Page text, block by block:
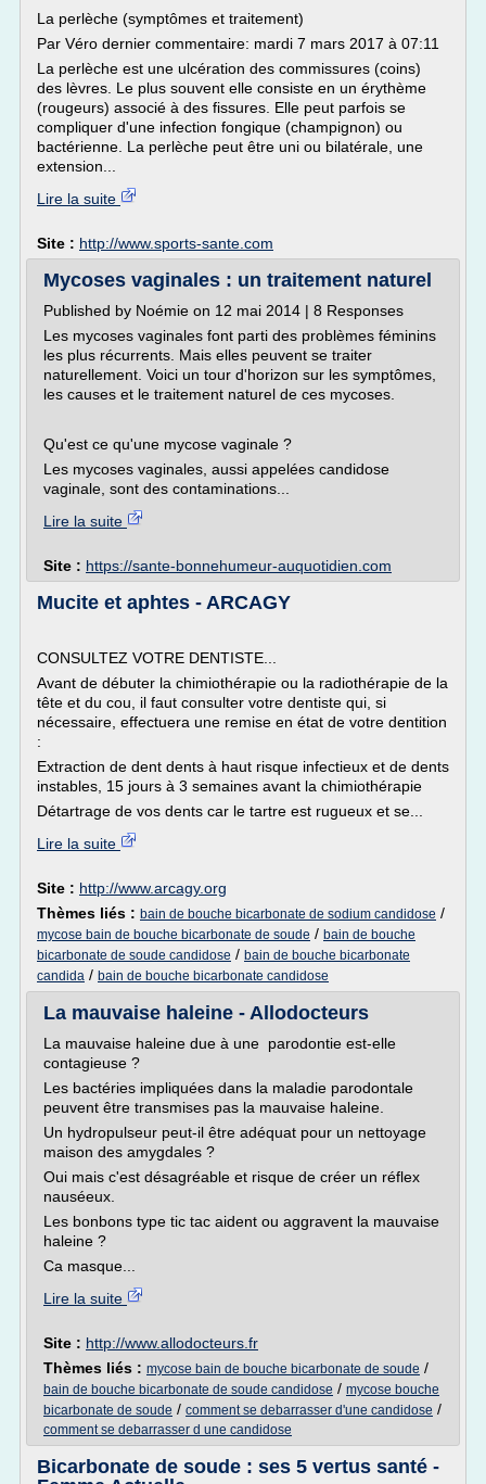
La perlèche (symptômes et traitement)
Par Véro dernier commentaire: mardi 7 mars 2017 à 07:11
La perlèche est une ulcération des commissures (coins)
des lèvres. Le plus souvent elle consiste en un érythème
(rougeurs) associé à des fissures. Elle peut parfois se
compliquer d'une infection fongique (champignon) ou
bactérienne. La perlèche peut être uni ou bilatérale, une
extension...
Lire la suite
Site : http://www.sports-sante.com
Mycoses vaginales : un traitement naturel
Published by Noémie on 12 mai 2014 | 8 Responses
Les mycoses vaginales font parti des problèmes féminins
les plus récurrents. Mais elles peuvent se traiter
naturellement. Voici un tour d'horizon sur les symptômes,
les causes et le traitement naturel de ces mycoses.
Qu'est ce qu'une mycose vaginale ?
Les mycoses vaginales, aussi appelées candidose
vaginale, sont des contaminations...
Lire la suite
Site : https://sante-bonnehumeur-auquotidien.com
Mucite et aphtes - ARCAGY
CONSULTEZ VOTRE DENTISTE...
Avant de débuter la chimiothérapie ou la radiothérapie de la
tête et du cou, il faut consulter votre dentiste qui, si
nécessaire, effectuera une remise en état de votre dentition
:
Extraction de dent dents à haut risque infectieux et de dents
instables, 15 jours à 3 semaines avant la chimiothérapie
Détartrage de vos dents car le tartre est rugueux et se...
Lire la suite
Site : http://www.arcagy.org
Thèmes liés : bain de bouche bicarbonate de sodium candidose /
mycose bain de bouche bicarbonate de soude / bain de bouche
bicarbonate de soude candidose / bain de bouche bicarbonate
candida / bain de bouche bicarbonate candidose
La mauvaise haleine - Allodocteurs
La mauvaise haleine due à une parodontie est-elle
contagieuse ?
Les bactéries impliquées dans la maladie parodontale
peuvent être transmises pas la mauvaise haleine.
Un hydropulseur peut-il être adéquat pour un nettoyage
maison des amygdales ?
Oui mais c'est désagréable et risque de créer un réflex
nauséeux.
Les bonbons type tic tac aident ou aggravent la mauvaise
haleine ?
Ca masque...
Lire la suite
Site : http://www.allodocteurs.fr
Thèmes liés : mycose bain de bouche bicarbonate de soude /
bain de bouche bicarbonate de soude candidose / mycose bouche
bicarbonate de soude / comment se debarrasser d'une candidose /
comment se debarrasser d une candidose
Bicarbonate de soude : ses 5 vertus santé -